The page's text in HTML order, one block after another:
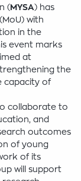
(MYSA) has
with
in the
event marks
at
the
capacity of
collaborate to
and
outcomes
of young
of its
will support